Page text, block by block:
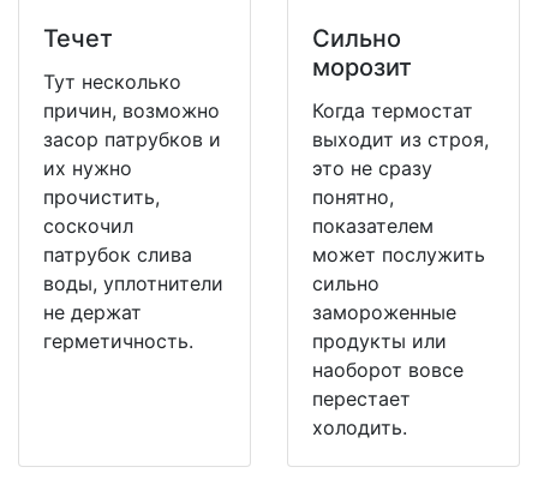
Течет
Тут несколько
причин, возможно
засор патрубков и
их нужно
прочистить,
соскочил
патрубок слива
воды, уплотнители
не держат
герметичность.
Сильно
морозит
Когда термостат
выходит из строя,
это не сразу
понятно,
показателем
может послужить
сильно
замороженные
продукты или
наоборот вовсе
перестает
холодить.